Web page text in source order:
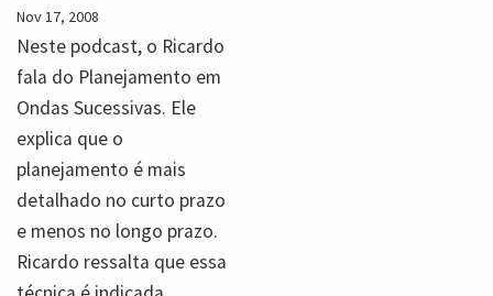
Nov 17, 2008
Neste podcast, o Ricardo
fala do Planejamento em
Ondas Sucessivas. Ele
explica que o
planejamento é mais
detalhado no curto prazo
e menos no longo prazo.
Ricardo ressalta que essa